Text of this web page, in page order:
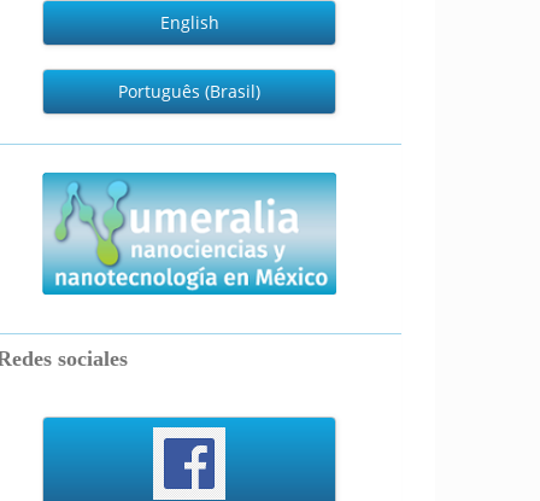
English
Português (Brasil)
numeralia
sociales